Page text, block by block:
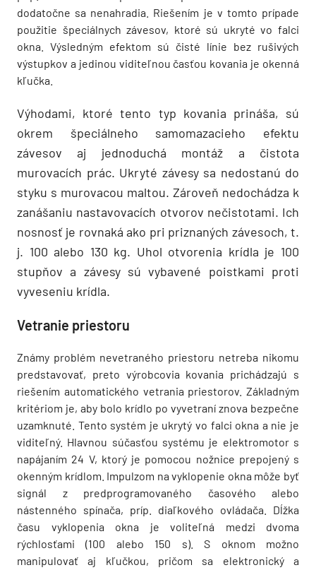
dodatočne sa nenahradia. Riešením je v tomto prípade
použitie špeciálnych závesov, ktoré sú ukryté vo falci
okna. Výsledným efektom sú čisté línie bez rušivých
výstupkov a jedinou viditeľnou časťou kovania je okenná
kľučka.
Výhodami, ktoré tento typ kovania prináša, sú
okrem špeciálneho samomazacieho efektu
závesov aj jednoduchá montáž a čistota
murovacích prác. Ukryté závesy sa nedostanú do
styku s murovacou maltou. Zároveň nedochádza k
zanášaniu nastavovacích otvorov nečistotami. Ich
nosnosť je rovnaká ako pri priznaných závesoch, t.
j. 100 alebo 130 kg. Uhol otvorenia krídla je 100
stupňov a závesy sú vybavené poistkami proti
vyveseniu krídla.
Vetranie priestoru
Známy problém nevetraného priestoru netreba nikomu
predstavovať, preto výrobcovia kovania prichádzajú s
riešením automatického vetrania priestorov. Základným
kritériom je, aby bolo krídlo po vyvetraní znova bezpečne
uzamknuté. Tento systém je ukrytý vo falci okna a nie je
viditeľný. Hlavnou súčasťou systému je elektromotor s
napájaním 24 V, ktorý je pomocou nožnice prepojený s
okenným krídlom. Impulzom na vyklopenie okna môže byť
signál z predprogramovaného časového alebo
nástenného spínača, príp. diaľkového ovládača. Dĺžka
času vyklopenia okna je voliteľná medzi dvoma
rýchlosťami (100 alebo 150 s). S oknom možno
manipulovať aj kľučkou, pričom sa elektronický a